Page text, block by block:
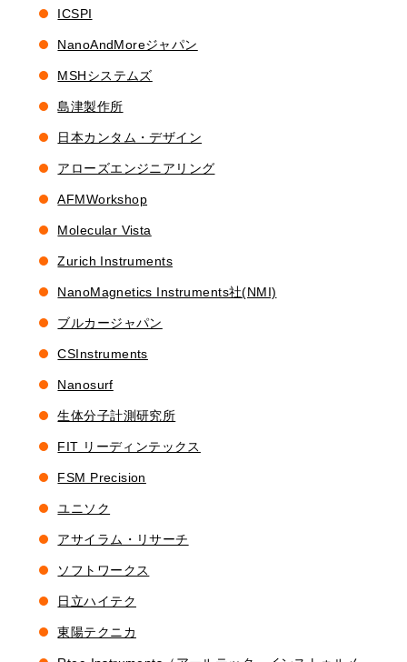
ICSPI
NanoAndMoreジャパン
MSHシステムズ
島津製作所
日本カンタム・デザイン
アローズエンジニアリング
AFMWorkshop
Molecular Vista
Zurich Instruments
NanoMagnetics Instruments社(NMI)
ブルカージャパン
CSInstruments
Nanosurf
生体分子計測研究所
FIT リーディンテックス
FSM Precision
ユニソク
アサイラム・リサーチ
ソフトワークス
日立ハイテク
東陽テクニカ